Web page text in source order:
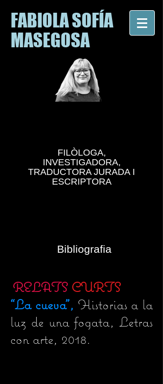
FABIOLA SOFÍA
MASEGOSA
FILÒLOGA,
INVESTIGADORA,
TRADUCTORA JURADA I
ESCRIPTORA
Bibliografia
RELATS CURTS
“La cueva", Historias a la
luz de una fogata, Letras
con arte, 2018.